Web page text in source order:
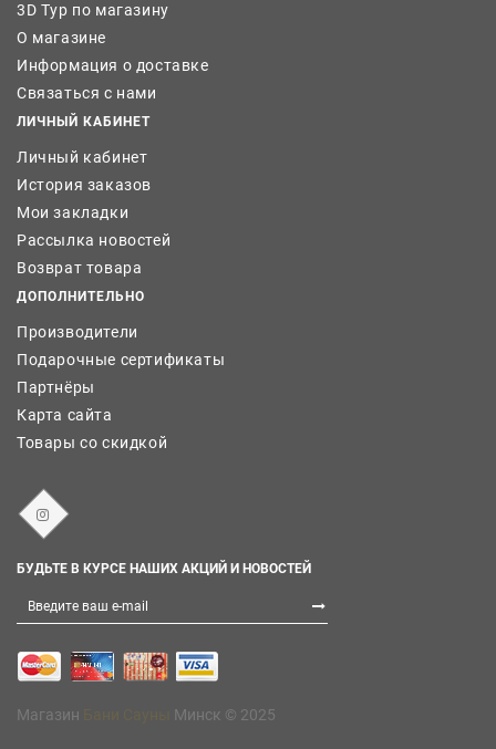
3D Тур по магазину
О магазине
Информация о доставке
Связаться с нами
ЛИЧНЫЙ КАБИНЕТ
Личный кабинет
История заказов
Мои закладки
Рассылка новостей
Возврат товара
ДОПОЛНИТЕЛЬНО
Производители
Подарочные сертификаты
Партнёры
Карта сайта
Товары со скидкой
БУДЬТЕ В КУРСЕ НАШИХ АКЦИЙ И НОВОСТЕЙ
Магазин Минск © 2025